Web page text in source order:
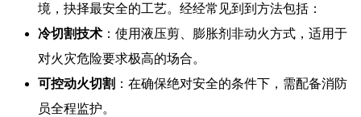
境，抉择最安全的工艺。经经常见到到方法包括：
冷切割技术 ：使用液压剪、膨胀剂非动火方式，适用于
对火灾危险要求极高的场合。
可控动火切割 ：在确保绝对安全的条件下，需配备消防
员全程监护。